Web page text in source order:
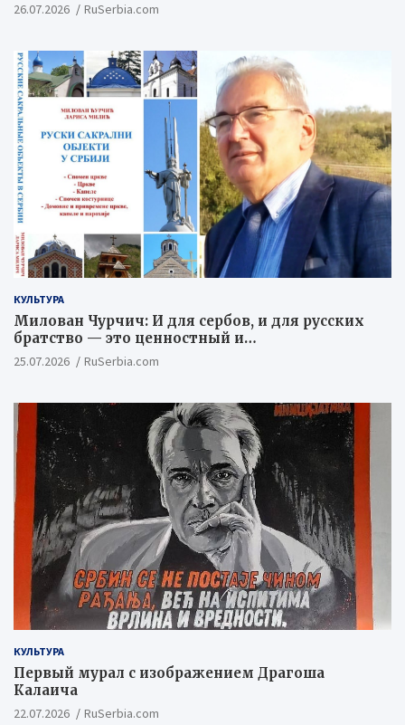
26.07.2026 RuSerbia.com
КУЛЬТУРА
Милован Чурчич: И для сербов, и для русских
братство — это ценностный и
цивилизационный концепт
25.07.2026 RuSerbia.com
КУЛЬТУРА
Первый мурал с изображением Драгоша
Калаича
22.07.2026 RuSerbia.com